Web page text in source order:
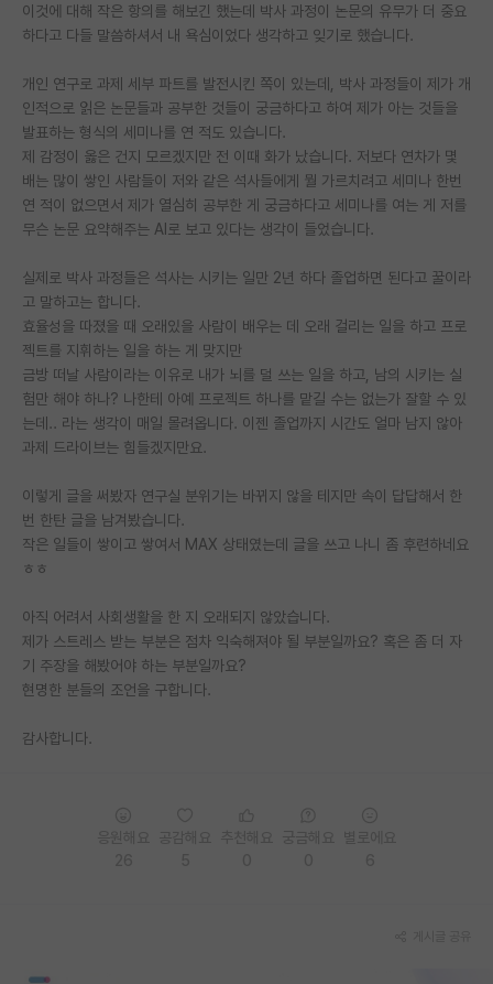
인문사회 계열 게시판
반도체/AI 게시판
장학금/장학생 게시판
학술 정보 게시판
홍보 게시판
커리어
유학교육
이벤트
반도체 아카데미
재팬라운지 🌸
이것에 대해 작은 항의를 해보긴 했는데 박사 과정이 논문의 유무가 더 중요
하다고 다들 말씀하셔서 내 욕심이었다 생각하고 잊기로 했습니다.
개인 연구로 과제 세부 파트를 발전시킨 쪽이 있는데, 박사 과정들이 제가 개
인적으로 읽은 논문들과 공부한 것들이 궁금하다고 하여 제가 아는 것들을
발표하는 형식의 세미나를 연 적도 있습니다.
제 감정이 옳은 건지 모르겠지만 전 이때 화가 났습니다. 저보다 연차가 몇
배는 많이 쌓인 사람들이 저와 같은 석사들에게 뭘 가르치려고 세미나 한번
연 적이 없으면서 제가 열심히 공부한 게 궁금하다고 세미나를 여는 게 저를
무슨 논문 요약해주는 AI로 보고 있다는 생각이 들었습니다.
실제로 박사 과정들은 석사는 시키는 일만 2년 하다 졸업하면 된다고 꿀이라
고 말하고는 합니다.
효율성을 따졌을 때 오래있을 사람이 배우는 데 오래 걸리는 일을 하고 프로
젝트를 지휘하는 일을 하는 게 맞지만
금방 떠날 사람이라는 이유로 내가 뇌를 덜 쓰는 일을 하고, 남의 시키는 실
험만 해야 하나? 나한테 아예 프로젝트 하나를 맡길 수는 없는가 잘할 수 있
는데.. 라는 생각이 매일 몰려옵니다. 이젠 졸업까지 시간도 얼마 남지 않아
과제 드라이브는 힘들겠지만요.
이렇게 글을 써봤자 연구실 분위기는 바뀌지 않을 테지만 속이 답답해서 한
번 한탄 글을 남겨봤습니다.
작은 일들이 쌓이고 쌓여서 MAX 상태였는데 글을 쓰고 나니 좀 후련하네요
ㅎㅎ
아직 어려서 사회생활을 한 지 오래되지 않았습니다.
제가 스트레스 받는 부분은 점차 익숙해져야 될 부분일까요? 혹은 좀 더 자
기 주장을 해봤어야 하는 부분일까요?
현명한 분들의 조언을 구합니다.
감사합니다.